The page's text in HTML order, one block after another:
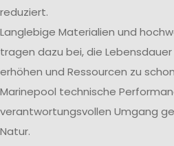
reduziert.
Langlebige Materialien und
tragen dazu bei, die
erhöhen und Ressourcen zu
Marinepool technische
verantwortungsvollen Umgang
Natur.